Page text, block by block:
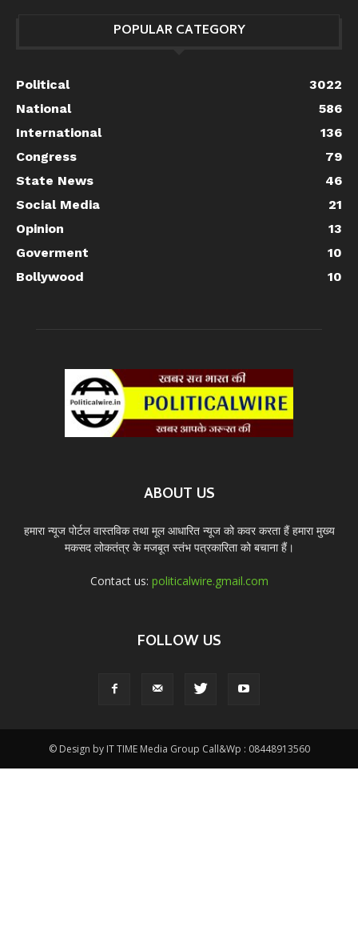
POPULAR CATEGORY
Political
3022
National
586
International
136
Congress
79
State News
46
Social Media
21
Opinion
13
Goverment
10
Bollywood
10
ABOUT US
हमारा न्यूज पोर्टल वास्तविक तथा मूल आधारित न्यूज को कवर करता हैं हमारा मुख्य
मकसद लोकतंत्र के मजबूत स्तंभ पत्रकारिता को बचाना हैं।
Contact us: politicalwire.gmail.com
FOLLOW US
© Design by IT TIME Media Group Call&Wp : 08448913560